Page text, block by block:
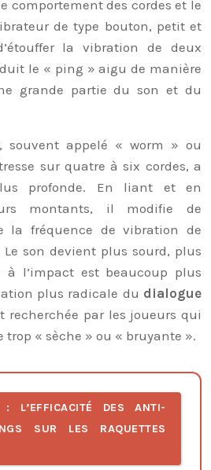
comportement des cordes et le
de type bouton, petit et
la vibration de deux
le « ping » aigu de manière
grande partie du son et du
souvent appelé « worm » ou
sur quatre à six cordes, a
profonde. En liant et en
montants, il modifie de
la fréquence de vibration de
son devient plus sourd, plus
l’impact est beaucoup plus
plus radicale du dialogue
recherchée par les joueurs qui
« sèche » ou « bruyante ».
L’EFFICACITÉ DES ANTI-
SUR LES RAQUETTES